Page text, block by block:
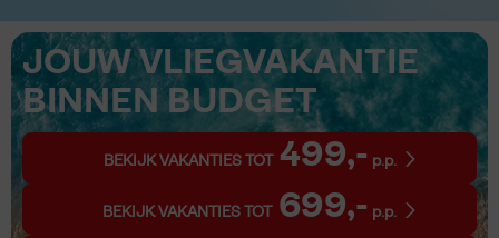
JOUW VLIEGVAKANTIE
BINNEN BUDGET
BEKIJK VAKANTIES TOT 499,- p.p.
BEKIJK VAKANTIES TOT 699,- p.p.